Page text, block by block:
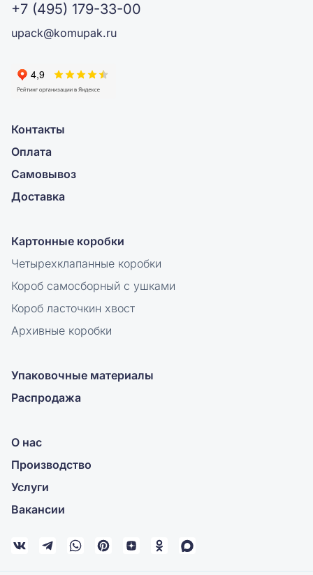
+7 (495) 179-33-00
upack@komupak.ru
Контакты
Оплата
Самовывоз
Доставка
Картонные коробки
Четырехклапанные коробки
Короб самосборный с ушками
Короб ласточкин хвост
Архивные коробки
Упаковочные материалы
Распродажа
О нас
Производство
Услуги
Вакансии